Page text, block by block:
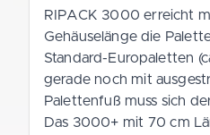
RIPACK 3000 erreicht
Gehäuselänge die
Standard-Europaletten
gerade noch mit
Palettenfuß muss sich
Das 3000+ mit 70 cm